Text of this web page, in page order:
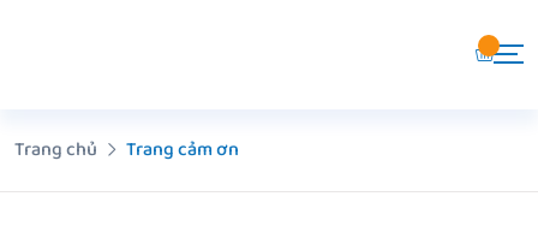
Trang chủ
Trang cảm ơn